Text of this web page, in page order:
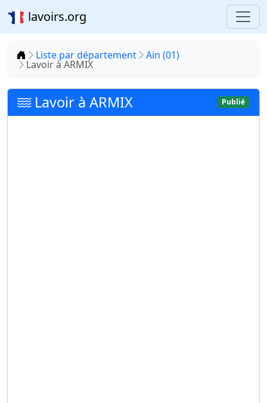
lavoirs.org
Accueil
Liste par département Ain (01)
Lavoir à ARMIX
Lavoir à ARMIX Publié